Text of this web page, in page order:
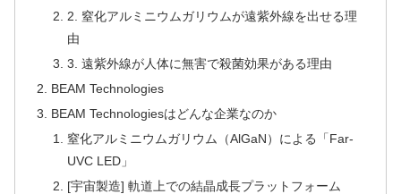
2. 窒化アルミニウムガリウムが遠紫外線を出せる理
由
3. 遠紫外線が人体に無害で殺菌効果がある理由
BEAM Technologies
BEAM Technologiesはどんな企業なのか
窒化アルミニウムガリウム（AlGaN）による「Far-
UVC LED」
[宇宙製造] 軌道上での結晶成長プラットフォーム